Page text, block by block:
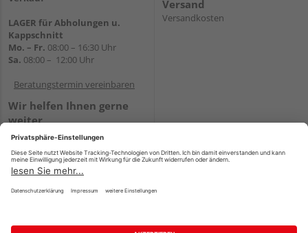
LAGER für Abholungen u.
Kappschnitt
Mo. – Fr. 08:00 – 16:30 Uhr
Sa. 08:00 – 12:00 Uhr
Beratungstermin vereinbaren
Wir helfen Ihnen gerne
weiter
Tel.:+49 5647 94660
WhatsApp
Versand
Versandkosten
Impressum AGB Widerruf Datenschutz